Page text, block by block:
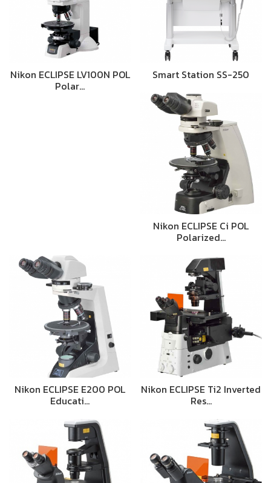
Nikon ECLIPSE LV100N POL
Polar…
Smart Station SS-250
Nikon ECLIPSE Ci POL
Polarized…
Nikon ECLIPSE E200 POL
Educati…
Nikon ECLIPSE Ti2 Inverted
Res…